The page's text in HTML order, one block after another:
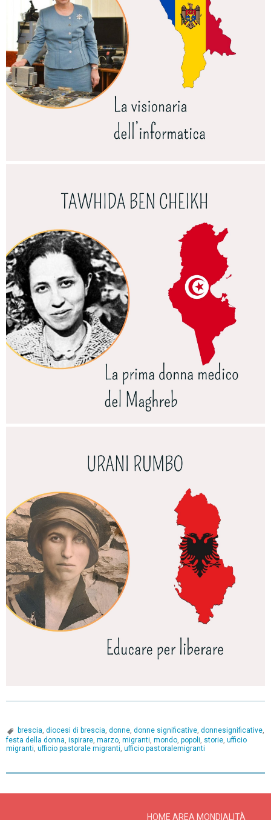
brescia, diocesi di brescia, donne, donne significative, donnesignificative,
festa della donna, ispirare, marzo, migranti, mondo, popoli, storie, ufficio
migranti, ufficio pastorale migranti, ufficio pastoralemigranti
HOME AREA MONDIALITÀ